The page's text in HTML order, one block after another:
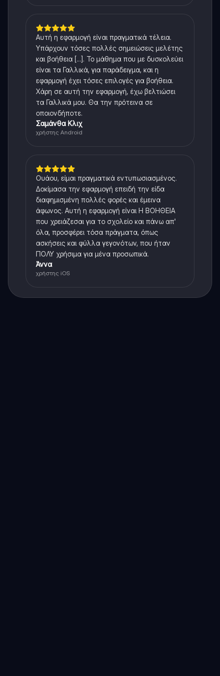
Αυτή η εφαρμογή είναι πραγματικά τέλεια.
Υπάρχουν τόσες πολλές σημειώσεις μελέτης
και βοήθεια [...]. Το μάθημα που με δυσκολεύει
είναι τα Γαλλικά, για παράδειγμα, και η
εφαρμογή έχει τόσες επιλογές για βοήθεια.
Χάρη σε αυτή την εφαρμογή, έχω βελτιώσει
τα Γαλλικά μου. Θα την πρότεινα σε
οποιονδήποτε.
Σαμάνθα Κλιχ
χρήστης Android
Ουάου, είμαι πραγματικά εντυπωσιασμένος.
Δοκίμασα την εφαρμογή επειδή την είδα
διαφημισμένη πολλές φορές και έμεινα
άφωνος. Αυτή η εφαρμογή είναι Η ΒΟΗΘΕΙΑ
που χρειάζεσαι για το σχολείο και πάνω απ'
όλα, προσφέρει τόσα πράγματα, όπως
ασκήσεις και φύλλα γεγονότων, που ήταν
ΠΟΛΥ χρήσιμα για μένα προσωπικά.
Άννα
χρήστης iOS